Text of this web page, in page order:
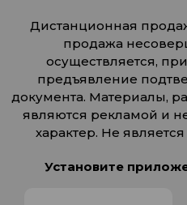
Дистанционная
продажа
осуществляется,
предъявление
документа. Материалы,
являются рекламой и
характер. Не
Установите